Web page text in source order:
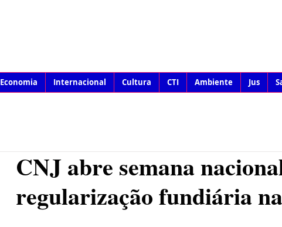
Economia Internacional Cultura CTI Ambiente Jus
CNJ abre semana
regularização fundiária